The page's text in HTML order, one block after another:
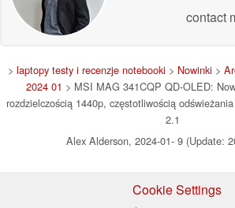
contact
> laptopy testy i recenzje notebooki > Nowinki >
2024 01 > MSI MAG 341CQP QD-OLED:
rozdzielczością 1440p, częstotliwością
2.1
Alex Alderson, 2024-01- 9 (Update:
Cookie Settings